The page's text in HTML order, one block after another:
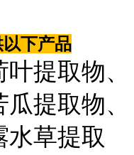
下产品
提取物、
提取物、
水草提取